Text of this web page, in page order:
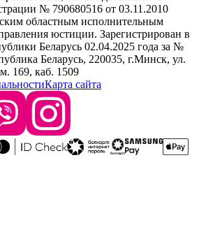
Тимирязева 65Б, офис 1509
Домбровская, 15
9:00–17:30, пт 9:00–17:00
№ 790680516 от 03.11.2010
областным исполнительным
юстиции. Зарегистрирован в
Беларусь 02.04.2025 года за №
Беларусь, 220035, г.Минск, ул.
169, каб. 1509
Карта сайта